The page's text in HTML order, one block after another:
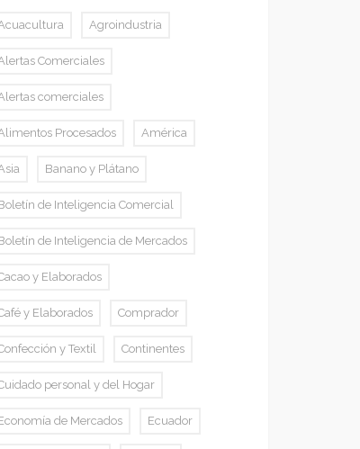
Agroindustria
Comerciales
comerciales
Procesados América
Banano y Plátano
de Inteligencia Comercial
de Inteligencia de Mercados
y Elaborados
y Elaborados Comprador
y Textil Continentes
personal y del Hogar
de Mercados Ecuador